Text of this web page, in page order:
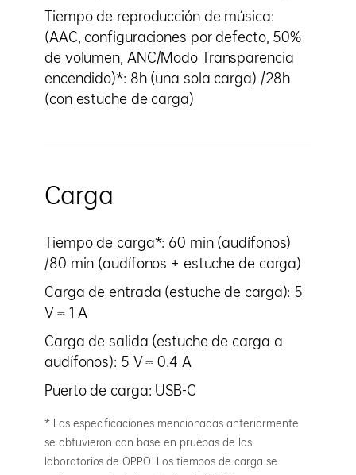
Tiempo de reproducción de música:
(AAC, configuraciones por defecto, 50%
de volumen, ANC/Modo Transparencia
encendido)*: 8h (una sola carga) /28h
(con estuche de carga)
Carga
Tiempo de carga*: 60 min (audífonos)
/80 min (audífonos + estuche de carga)
Carga de entrada (estuche de carga): 5
V ⎓ 1 A
Carga de salida (estuche de carga a
audífonos): 5 V ⎓ 0.4 A
Puerto de carga: USB-C
* Las especificaciones mencionadas anteriormente
se obtuvieron con base en pruebas de los
laboratorios de OPPO. Los tiempos de carga se